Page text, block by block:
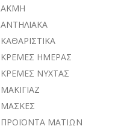
ΑΚΜΗ
ΑΝΤΗΛΙΑΚA
ΚΑΘΑΡΙΣΤΙΚΑ
ΚΡΕΜΕΣ ΗΜΕΡΑΣ
ΚΡΕΜΕΣ ΝΥΧΤΑΣ
ΜΑΚΙΓΙΑΖ
ΜΑΣΚΕΣ
ΠΡΟΪΟΝΤΑ ΜΑΤΙΩΝ